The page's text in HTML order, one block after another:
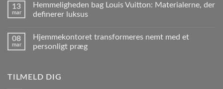
13
mar
Hemmeligheden bag Louis Vuitton: Materialerne, der
definerer luksus
08
mar
Hjemmekontoret transformeres nemt med et
personligt præg
TILMELD DIG